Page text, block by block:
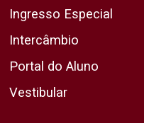
Ingresso Especial
Intercâmbio
Portal do Aluno
Vestibular